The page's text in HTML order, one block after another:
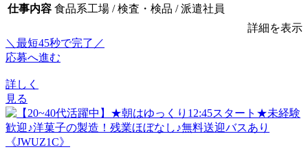
仕事内容 食品系工場 / 検査・検品 / 派遣社員
詳細を表示
＼最短45秒で完了／
応募へ進む
詳しく
見る